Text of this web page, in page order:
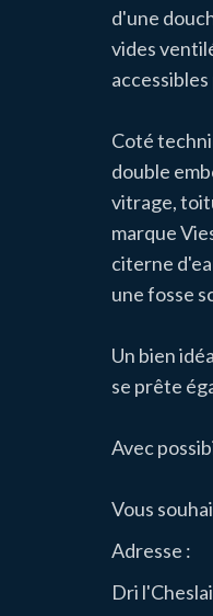
d'une
vides
Coté
double
vitrage,
marque
citerne
une fosse
Un bien
se prête
Avec
Vous
Adresse :
Dri